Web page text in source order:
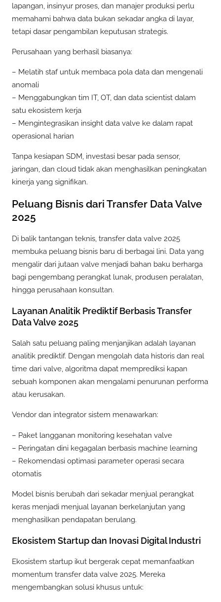
lapangan, insinyur proses, dan manajer produksi perlu
memahami bahwa data bukan sekadar angka di layar,
tetapi dasar pengambilan keputusan strategis.
Perusahaan yang berhasil biasanya:
– Melatih staf untuk membaca pola data dan mengenali
anomali
– Menggabungkan tim IT, OT, dan data scientist dalam
satu ekosistem kerja
– Mengintegrasikan insight data valve ke dalam rapat
operasional harian
Tanpa kesiapan SDM, investasi besar pada sensor,
jaringan, dan cloud tidak akan menghasilkan peningkatan
kinerja yang signifikan.
Peluang Bisnis dari Transfer Data Valve
2025
Di balik tantangan teknis, transfer data valve 2025
membuka peluang bisnis baru di berbagai lini. Data yang
mengalir dari jutaan valve menjadi bahan baku berharga
bagi pengembang perangkat lunak, produsen peralatan,
hingga perusahaan konsultan.
Layanan Analitik Prediktif Berbasis Transfer
Data Valve 2025
Salah satu peluang paling menjanjikan adalah layanan
analitik prediktif. Dengan mengolah data historis dan real
time dari valve, algoritma dapat memprediksi kapan
sebuah komponen akan mengalami penurunan performa
atau kerusakan.
Vendor dan integrator sistem menawarkan:
– Paket langganan monitoring kesehatan valve
– Peringatan dini kegagalan berbasis machine learning
– Rekomendasi optimasi parameter operasi secara
otomatis
Model bisnis berubah dari sekadar menjual perangkat
keras menjadi menjual layanan berkelanjutan yang
menghasilkan pendapatan berulang.
Ekosistem Startup dan Inovasi Digital Industri
Ekosistem startup ikut bergerak cepat memanfaatkan
momentum transfer data valve 2025. Mereka
mengembangkan solusi khusus untuk: